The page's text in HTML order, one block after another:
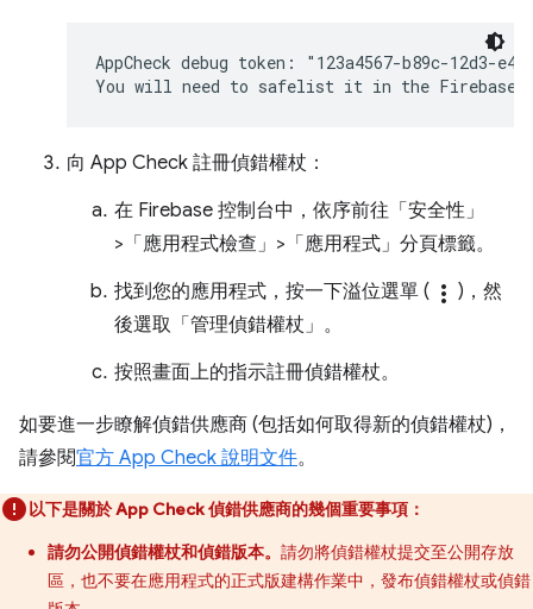
AppCheck debug token: "123a4567-b89c-12d3-
向 App Check 註冊偵錯權杖：
在 Firebase 控制台中，依序前往「安全性」
>「應用程式檢查」>「應用程式」分頁標籤。
找到您的應用程式，按一下溢位選單 ( more_vert )，然
後選取「管理偵錯權杖」 。
按照畫面上的指示註冊偵錯權杖。
如要進一步瞭解偵錯供應商 (包括如何取得新的偵錯權杖)，
請參閱官方 App Check 說明文件。
以下是關於 App Check 偵錯供應商的幾個重要事項：
請勿公開偵錯權杖和偵錯版本。 請勿將偵錯權杖提交至公開存放
區，也不要在應用程式的正式版建構作業中，發布偵錯權杖或偵錯